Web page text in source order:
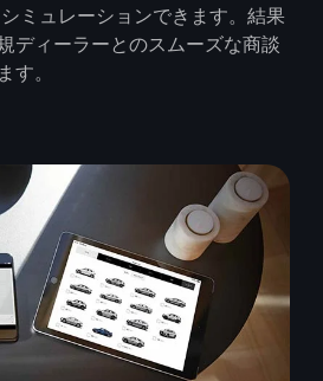
ミュレーションできます。結果
ディーラーとのスムーズな商談
す。